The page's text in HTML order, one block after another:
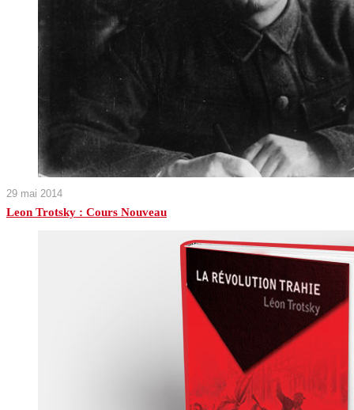
29 mai 2014
Leon Trotsky : Cours Nouveau